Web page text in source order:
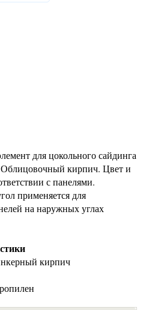
для цокольного сайдинга
кирпич. Цвет и
с панелями.
применяется для
на наружных углах
кирпич